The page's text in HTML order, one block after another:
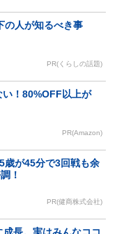
の人が知るべき事
PR(くらしの話題)
！80%OFF以上が
PR(Amazon)
歳が45分で3回戦も余
！
PR(健商株式会社)